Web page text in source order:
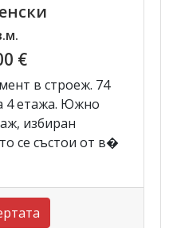
€
в строеж. 74
4 етажа. Южно
избиран
се състои от в�